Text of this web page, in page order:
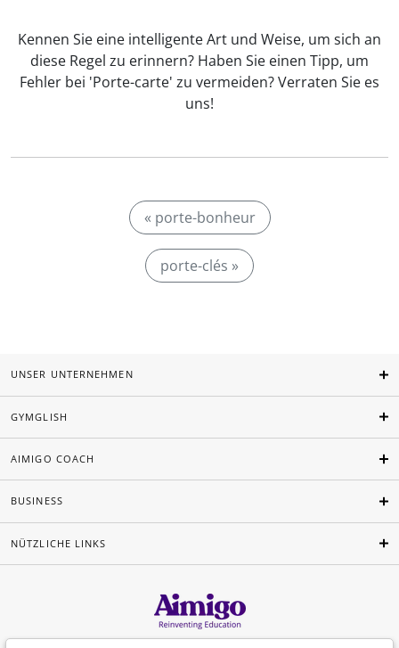
Kennen Sie eine intelligente Art und Weise, um sich an
diese Regel zu erinnern? Haben Sie einen Tipp, um
Fehler bei 'Porte-carte' zu vermeiden? Verraten Sie es
uns!
« porte-bonheur
porte-clés »
UNSER UNTERNEHMEN
GYMGLISH
AIMIGO COACH
BUSINESS
NÜTZLICHE LINKS